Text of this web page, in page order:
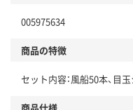
005975634
商品の特徴
セット内容：風船50本、目
商品仕様